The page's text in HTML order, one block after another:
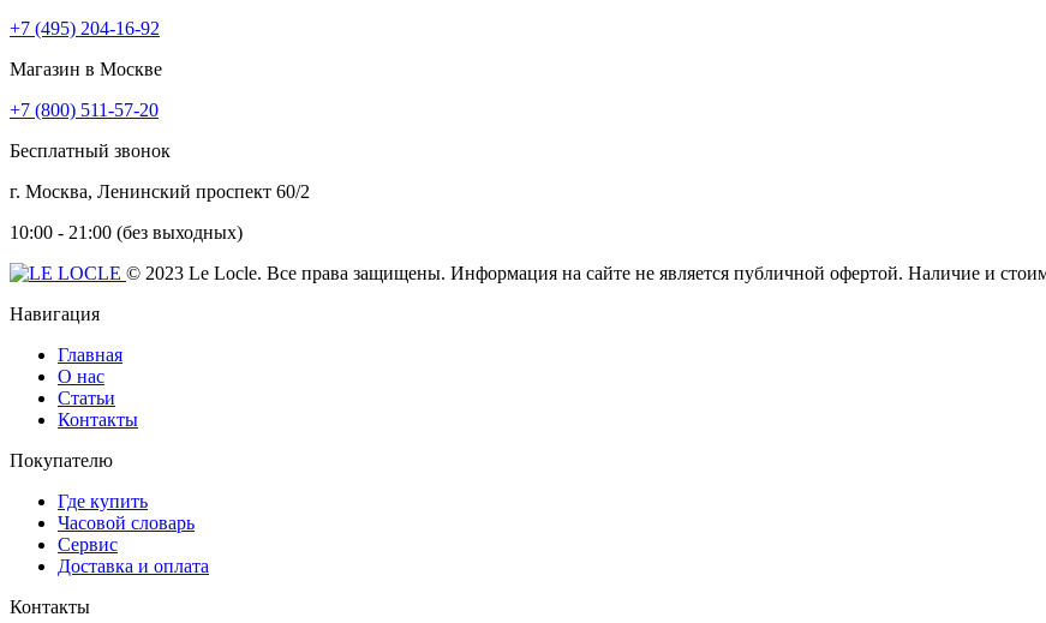
+7 (495) 204-16-92
Магазин в Москве
+7 (800) 511-57-20
Бесплатный звонок
г. Москва, Ленинский проспект 60/2
10:00 - 21:00 (без выходных)
© 2023 Le Locle. Все права защищены. Информация на сайте не является публичной офертой. Наличие и
Навигация
Главная
О нас
Статьи
Контакты
Покупателю
Где купить
Часовой словарь
Сервис
Доставка и оплата
Контакты